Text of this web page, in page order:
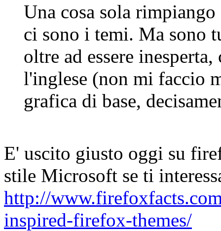
Una cosa sola
ci sono i temi. Ma sono
oltre ad essere
l'inglese (non mi faccio
grafica di base,
E' uscito giusto oggi su
stile Microsoft se ti
http://
inspired-firefox-themes/